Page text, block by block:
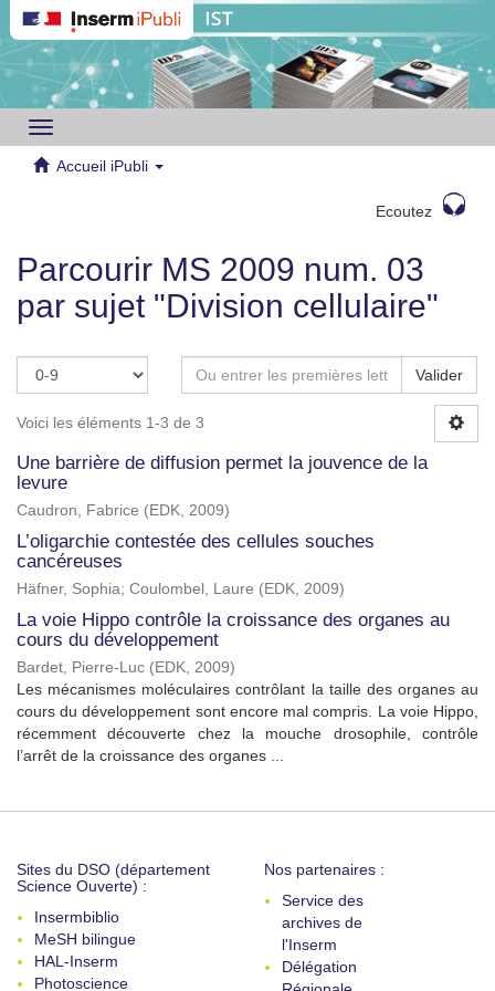
Toggle
navigation
Accueil iPubli
Ecoutez
Parcourir MS 2009 num. 03
par sujet "Division cellulaire"
Valider
Voici les éléments 1-3 de 3
Une barrière de diffusion permet la jouvence de la
levure
Caudron, Fabrice (EDK, 2009)
L’oligarchie contestée des cellules souches
cancéreuses
Häfner, Sophia; Coulombel, Laure (EDK, 2009)
La voie Hippo contrôle la croissance des organes au
cours du développement
Bardet, Pierre-Luc (EDK, 2009)
Les mécanismes moléculaires contrôlant la taille des organes au
cours du développement sont encore mal compris. La voie Hippo,
récemment découverte chez la mouche drosophile, contrôle
l’arrêt de la croissance des organes ...
Sites du DSO (département
Science Ouverte) :
Insermbiblio
MeSH bilingue
HAL-Inserm
Photoscience
Nos partenaires :
Service des
archives de
l'Inserm
Délégation